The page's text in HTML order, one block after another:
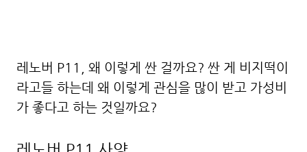
레노버 P11, 왜 이렇게 싼 걸까요? 싼 게 비지떡이
라고들 하는데 왜 이렇게 관심을 많이 받고 가성비
가 좋다고 하는 것일까요?